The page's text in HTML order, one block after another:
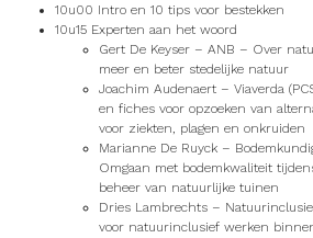
10u00 Intro en 10 tips voor bestekken
10u15 Experten aan het woord
Gert De Keyser – ANB – Over
meer en beter stedelijke natuur
Joachim Audenaert – Viaverda
en fiches voor opzoeken van
voor ziekten, plagen en onkruiden
Marianne De Ruyck –
Omgaan met bodemkwaliteit
beheer van natuurlijke tuinen
Dries Lambrechts –
voor natuurinclusief werken